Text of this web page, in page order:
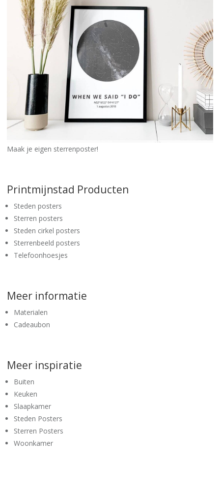
Maak je eigen sterrenposter!
Printmijnstad Producten
Steden posters
Sterren posters
Steden cirkel posters
Sterrenbeeld posters
Telefoonhoesjes
Meer informatie
Materialen
Cadeaubon
Meer inspiratie
Buiten
Keuken
Slaapkamer
Steden Posters
Sterren Posters
Woonkamer